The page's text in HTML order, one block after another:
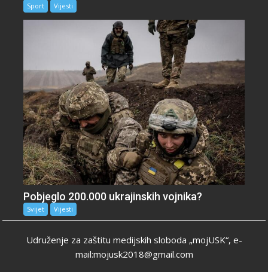
Sport Vijesti
Pobjeglo 200.000 ukrajinskih vojnika?
Svijet Vijesti
Udruženje za zaštitu medijskih sloboda „mojUSK“, e-
mail:mojusk2018@gmail.com